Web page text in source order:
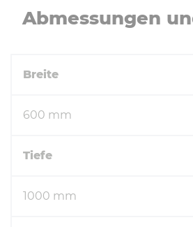
Ab­mes­sun­gen
Breite
600 mm
Tiefe
1000 mm